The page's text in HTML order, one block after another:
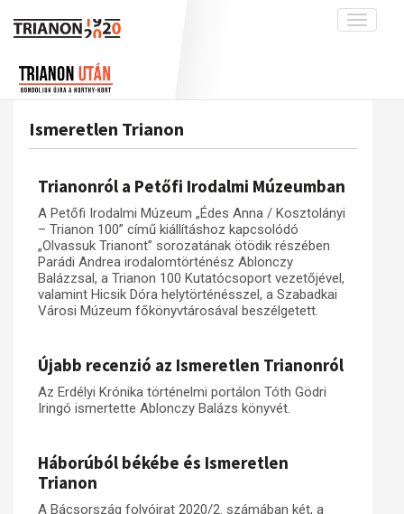
Toggle
interpretációk
A békerendszer megszilárdulása
Utókor és emlékezet
Galéria
Adatbázis
Emlékművek (feltöltés alatt)
Menekültek
Visszhang
Publikációk
Kapcsolat
Dokumentumok
A trianoni szerződés
Ismeretlen Trianon
Trianonról a Petőfi Irodalmi Múzeumban
A Petőfi Irodalmi Múzeum „Édes Anna / Kosztolányi
– Trianon 100” című kiállításhoz kapcsolódó
„Olvassuk Trianont” sorozatának ötödik részében
Parádi Andrea irodalomtörténész Ablonczy
Balázzsal, a Trianon 100 Kutatócsoport vezetőjével,
valamint Hicsik Dóra helytörténésszel, a Szabadkai
Városi Múzeum főkönyvtárosával beszélgetett.
Újabb recenzió az Ismeretlen Trianonról
Az Erdélyi Krónika történelmi portálon Tóth Gödri
Iringó ismertette Ablonczy Balázs könyvét.
Háborúból békébe és Ismeretlen
Trianon
A Bácsország folyóirat 2020/2. számában két, a